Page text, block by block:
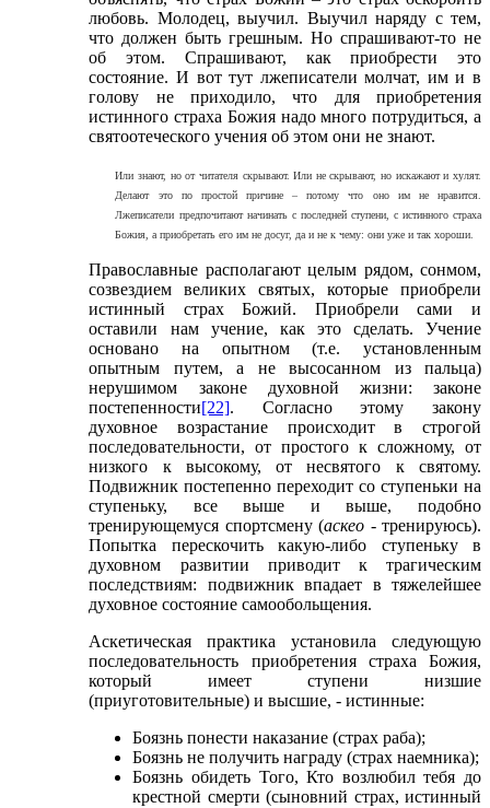
любовь. Молодец, выучил. Выучил наряду с тем,
что должен быть грешным. Но спрашивают-то не
об этом. Спрашивают, как приобрести это
состояние. И вот тут лжеписатели молчат, им и в
голову не приходило, что для приобретения
истинного страха Божия надо много потрудиться, а
святоотеческого учения об этом они не знают.
Или знают, но от читателя скрывают. Или не скрывают, но искажают и хулят.
Делают это по простой причине – потому что оно им не нравится.
Лжеписатели предпочитают начинать с последней ступени, с истинного страха
Божия, а приобретать его им не досуг, да и не к чему: они уже и так хороши.
Православные располагают целым рядом, сонмом,
созвездием великих святых, которые приобрели
истинный страх Божий. Приобрели сами и
оставили нам учение, как это сделать. Учение
основано на опытном (т.е. установленным
опытным путем, а не высосанном из пальца)
нерушимом законе духовной жизни: законе
постепенности[22]. Согласно этому закону
духовное возрастание происходит в строгой
последовательности, от простого к сложному, от
низкого к высокому, от несвятого к святому.
Подвижник постепенно переходит со ступеньки на
ступеньку, все выше и выше, подобно
тренирующемуся спортсмену (аскео - тренируюсь).
Попытка перескочить какую-либо ступеньку в
духовном развитии приводит к трагическим
последствиям: подвижник впадает в тяжелейшее
духовное состояние самообольщения.
Аскетическая практика установила следующую
последовательность приобретения страха Божия,
который имеет ступени низшие
(приуготовительные) и высшие, - истинные:
Боязнь понести наказание (страх раба);
Боязнь не получить награду (страх наемника);
Боязнь обидеть Того, Кто возлюбил тебя до
крестной смерти (сыновний страх, истинный